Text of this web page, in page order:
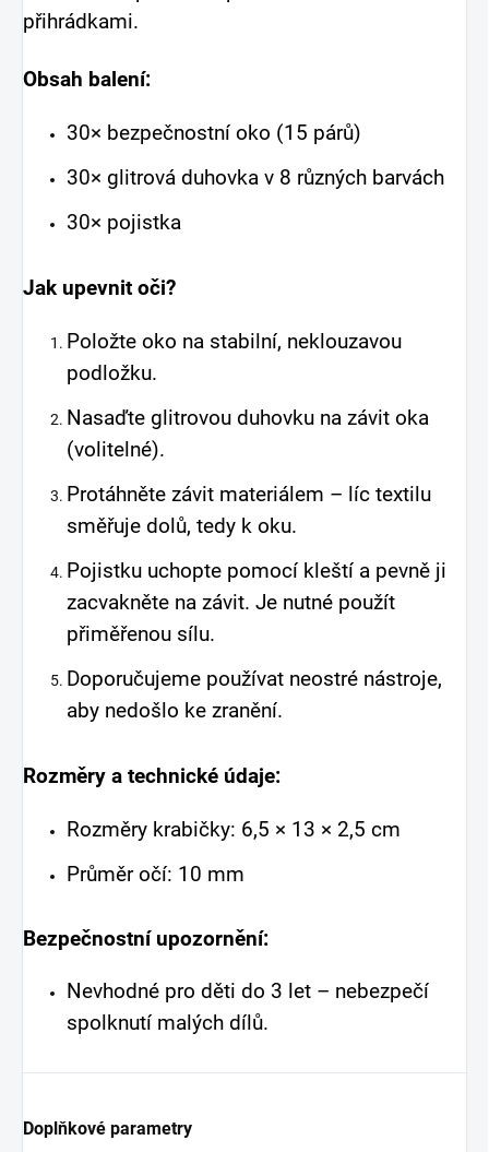
přihrádkami.
Obsah balení:
30× bezpečnostní oko (15 párů)
30× glitrová duhovka v 8 různých barvách
30× pojistka
Jak upevnit oči?
Položte oko na stabilní, neklouzavou
podložku.
Nasaďte glitrovou duhovku na závit oka
(volitelné).
Protáhněte závit materiálem – líc textilu
směřuje dolů, tedy k oku.
Pojistku uchopte pomocí kleští a pevně ji
zacvakněte na závit. Je nutné použít
přiměřenou sílu.
Doporučujeme používat neostré nástroje,
aby nedošlo ke zranění.
Rozměry a technické údaje:
Rozměry krabičky: 6,5 × 13 × 2,5 cm
Průměr očí: 10 mm
Bezpečnostní upozornění:
Nevhodné pro děti do 3 let – nebezpečí
spolknutí malých dílů.
Doplňkové parametry